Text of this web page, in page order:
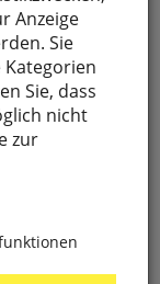
Anzeige
Sie
Sie, dass
nicht
zur